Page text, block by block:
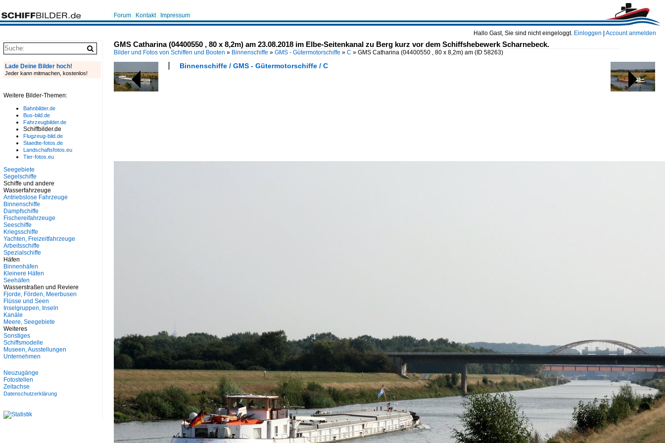
Hallo Gast, Sie sind nicht eingeloggt. Einloggen Account anmelden
Forum Kontakt Impressum
GMS Catharina (04400550 , 80 x 8,2m) am 23.08.2018 im Elbe-Seitenkanal zu Berg kurz vor dem Schiffshebewerk Scharnebeck.
Bilder und Fotos von Schiffen und Booten » Binnenschiffe » GMS - Gütermotorschiffe » C » GMS Catharina (04400550 , 80 x 8,2m) am (ID 58263)
Binnenschiffe / GMS - Gütermotorschiffe / C
Lade Deine Bilder hoch!
Jeder kann mitmachen, kostenlos!
Weitere Bilder-Themen:
Bahnbilder.de
Bus-bild.de
Fahrzeugbilder.de
Schiffbilder.de
Flugzeug-bild.de
Staedte-fotos.de
Landschaftsfotos.eu
Tier-fotos.eu
Seegebiete
Segelschiffe
Schiffe und andere
Wasserfahrzeuge
Antriebslose Fahrzeuge
Binnenschiffe
Dampfschiffe
Fischereifahrzeuge
Seeschiffe
Kriegsschiffe
Yachten, Freizeitfahrzeuge
Arbeitsschiffe
Spezialschiffe
Häfen
Binnenhäfen
Kleinere Häfen
Seehäfen
Wasserstraßen und Reviere
Fjorde, Förden, Meerbusen
Flüsse und Seen
Inselgruppen, Inseln
Kanäle
Meere, Seegebiete
Weiteres
Sonstiges
Schiffsmodelle
Museen, Ausstellungen
Unternehmen
Neuzugänge
Fotostellen
Zeitachse
Datenschutzerklärung